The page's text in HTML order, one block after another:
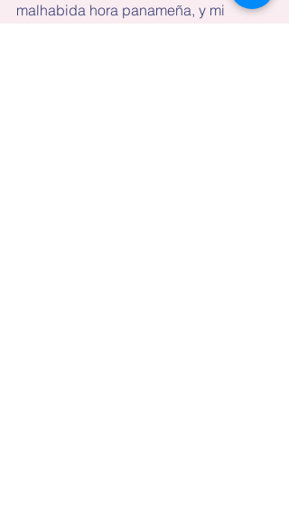
malhabida hora panameña, y mi